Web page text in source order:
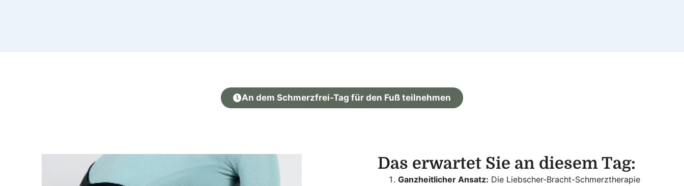
An dem Schmerzfrei-Tag für den Fuß teilnehmen
Das erwartet Sie an diesem Tag:
Ganzheitlicher Ansatz: Die Liebscher-Bracht-Schmerztherapie